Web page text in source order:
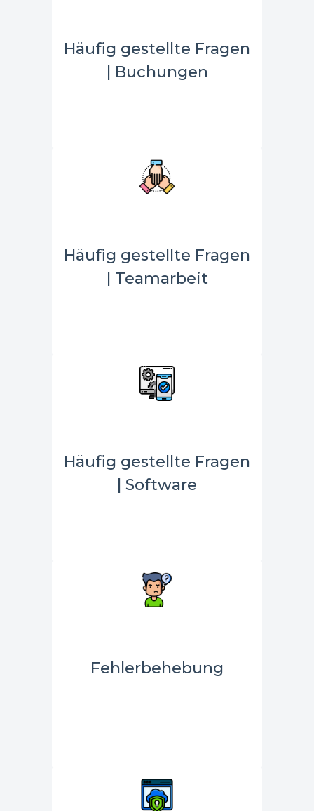
Häufig gestellte Fragen
| Buchungen
Häufig gestellte Fragen
| Teamarbeit
Häufig gestellte Fragen
| Software
Fehlerbehebung